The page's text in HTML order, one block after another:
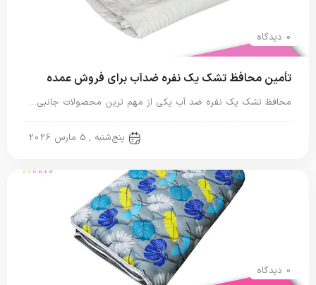
0 دیدگاه
تأمین محافظ تشک یک نفره ضدآب برای فروش عمده
محافظ تشک یک نفره ضد آب یکی از مهم ترین محصولات جانبی…
پنج‌شنبه , 5 مارس 2026
0 دیدگاه